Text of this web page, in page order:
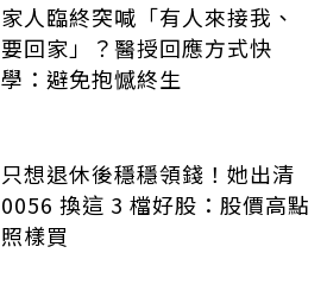
家人臨終突喊「有人來接我、
要回家」？醫授回應方式快
學：避免抱憾終生
只想退休後穩穩領錢！她出清
0056 換這 3 檔好股：股價高點
照樣買